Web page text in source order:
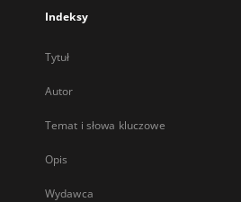
Indeksy
Tytuł
Autor
Temat i słowa kluczowe
Opis
Wydawca